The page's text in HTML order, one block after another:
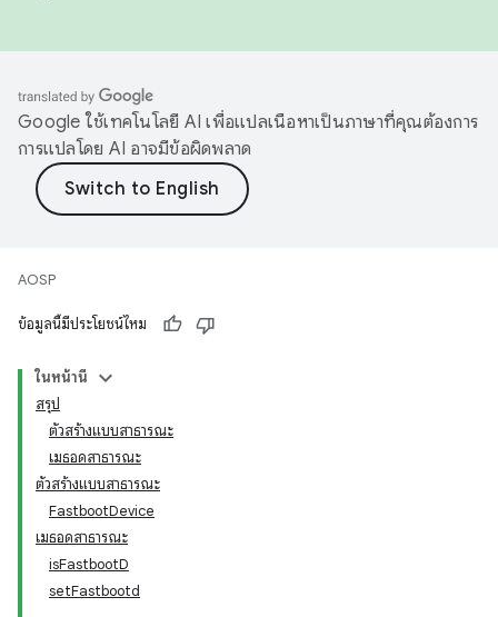
Google ใช้เทคโนโลยี AI เพื่อแปลเนื้อหาเป็นภาษาที่คุณต้องการ
การแปลโดย AI อาจมีข้อผิดพลาด
AOSP
ข้อมูลนี้มีประโยชน์ไหม
ในหน้านี้
สรุป
ตัวสร้างแบบสาธารณะ
เมธอดสาธารณะ
ตัวสร้างแบบสาธารณะ
FastbootDevice
เมธอดสาธารณะ
isFastbootD
setFastbootd